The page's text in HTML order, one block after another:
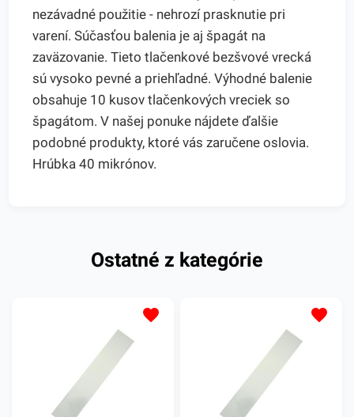
nezávadné použitie - nehrozí prasknutie pri
varení. Súčasťou balenia je aj špagát na
zaväzovanie. Tieto tlačenkové bezšvové vrecká
sú vysoko pevné a priehľadné. Výhodné balenie
obsahuje 10 kusov tlačenkových vreciek so
špagátom. V našej ponuke nájdete ďalšie
podobné produkty, ktoré vás zaručene oslovia.
Hrúbka 40 mikrónov.
Ostatné z kategórie